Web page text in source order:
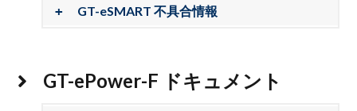
GT-eSMART 不具合情報
GT-ePower-F ドキュメント